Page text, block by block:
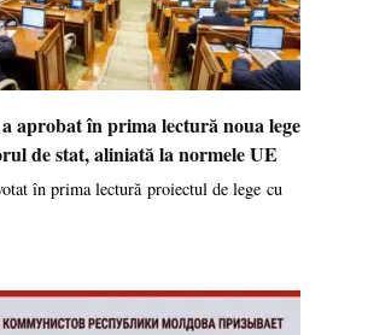
aprobat în prima lectură noua lege
de stat, aliniată la normele UE
în prima lectură proiectul de lege cu